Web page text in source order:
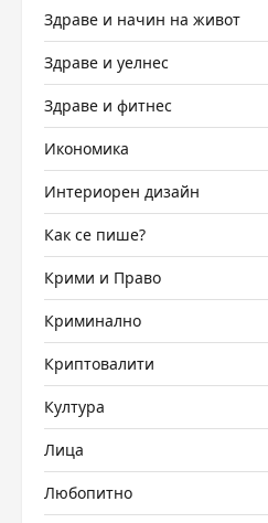
Здраве и начин на живот
Здраве и уелнес
Здраве и фитнес
Икономика
Интериорен дизайн
Как се пише?
Крими и Право
Криминално
Криптовалити
Култура
Лица
Любопитно